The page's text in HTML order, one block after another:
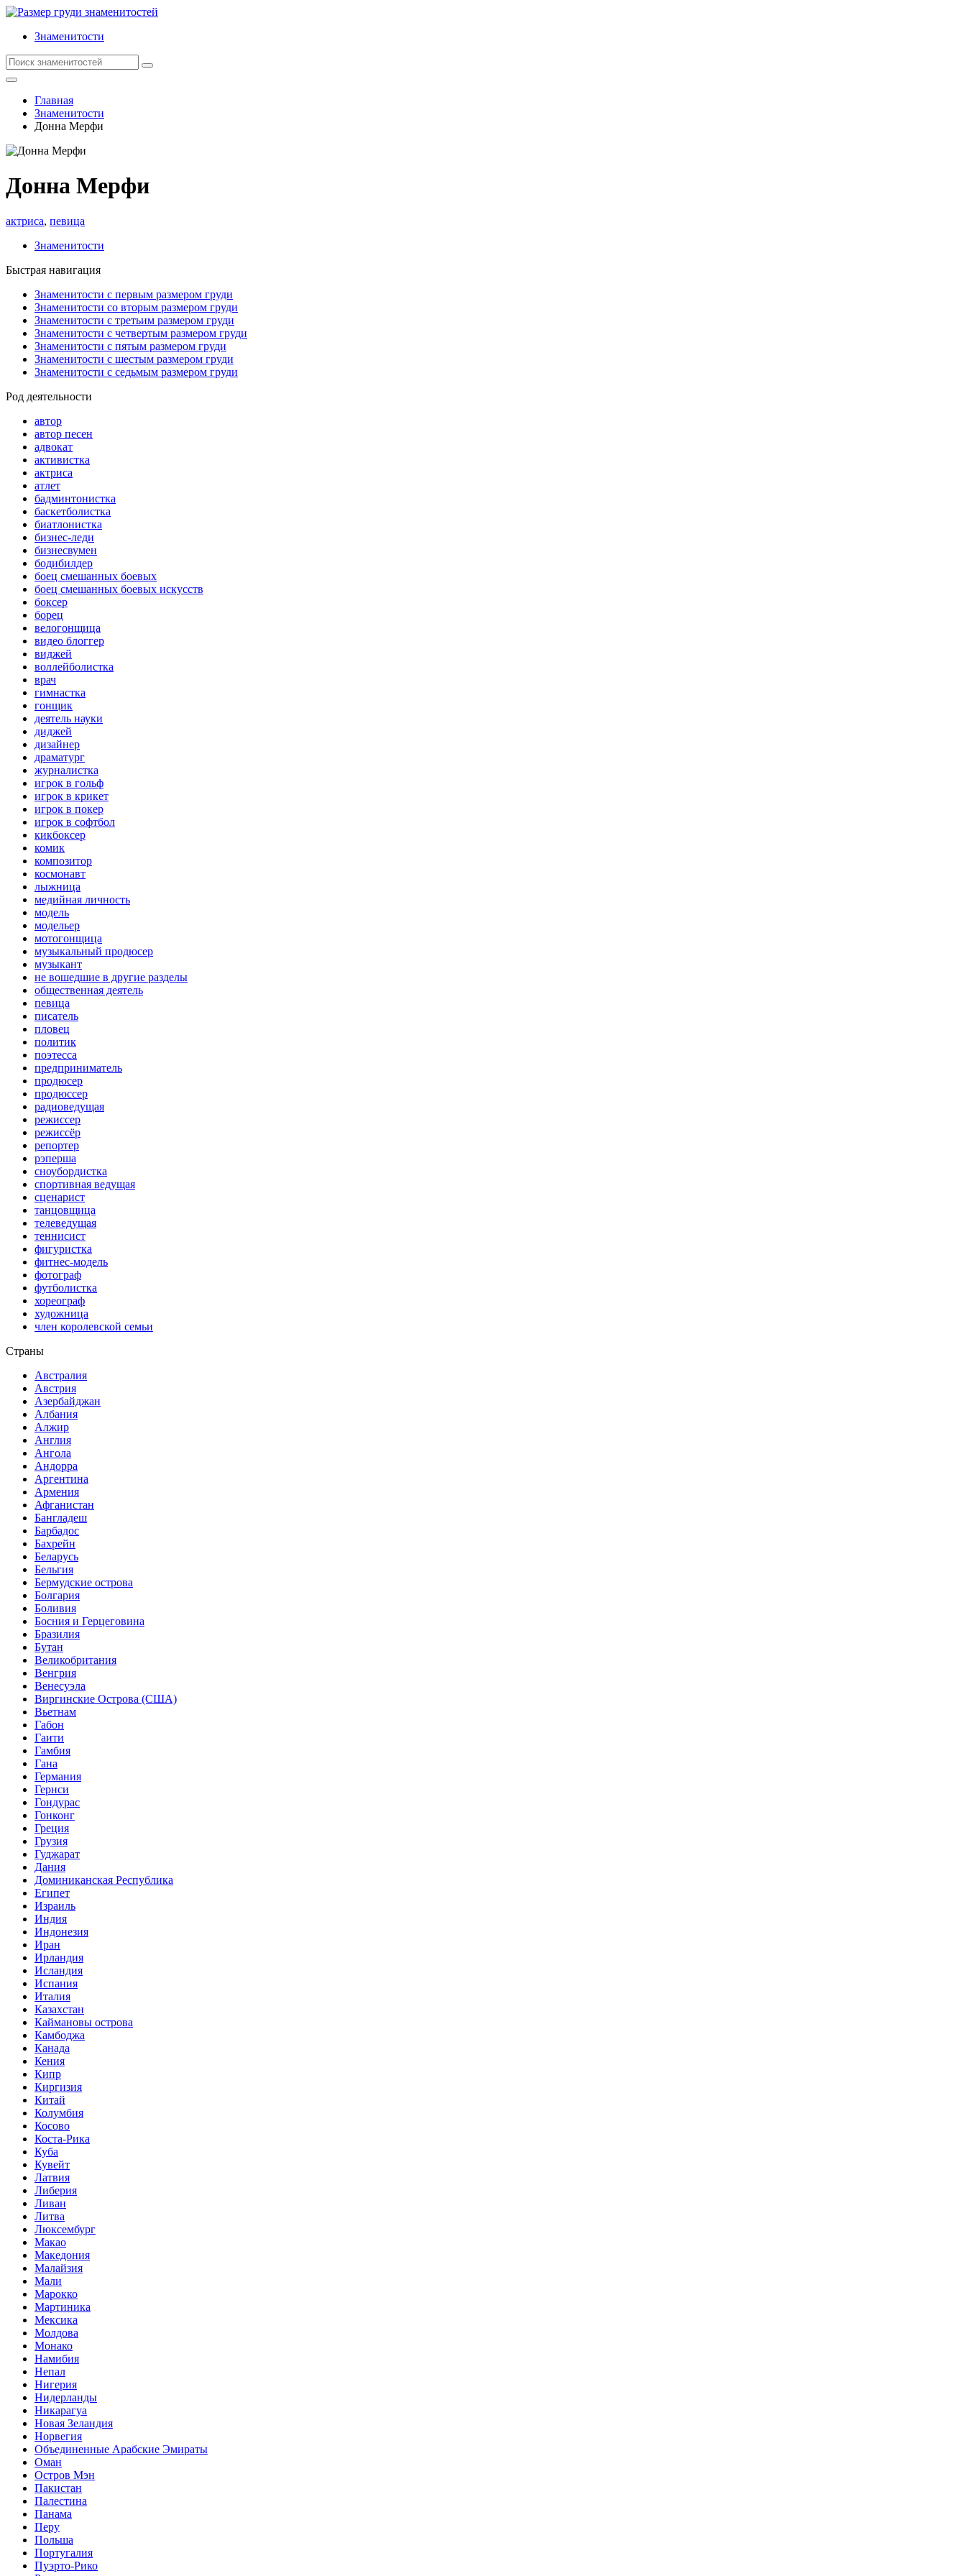
Знаменитости
Главная
Знаменитости
Донна Мерфи
Донна Мерфи
актриса, певица
Знаменитости
Быстрая навигация
Знаменитости с первым размером груди
Знаменитости со вторым размером груди
Знаменитости с третьим размером груди
Знаменитости с четвертым размером груди
Знаменитости с пятым размером груди
Знаменитости с шестым размером груди
Знаменитости с седьмым размером груди
Род деятельности
автор
автор песен
адвокат
активистка
актриса
атлет
бадминтонистка
баскетболистка
биатлонистка
бизнес-леди
бизнесвумен
бодибилдер
боец смешанных боевых
боец смешанных боевых искусств
боксер
борец
велогонщица
видео блоггер
виджей
воллейболистка
врач
гимнастка
гонщик
деятель науки
диджей
дизайнер
драматург
журналистка
игрок в гольф
игрок в крикет
игрок в покер
игрок в софтбол
кикбоксер
комик
композитор
космонавт
лыжница
медийная личность
модель
модельер
мотогонщица
музыкальный продюсер
музыкант
не вошедшие в другие разделы
общественная деятель
певица
писатель
пловец
политик
поэтесса
предприниматель
продюсер
продюссер
радиоведущая
режиссер
режиссёр
репортер
рэперша
сноубордистка
спортивная ведущая
сценарист
танцовщица
телеведущая
теннисист
фигуристка
фитнес-модель
фотограф
футболистка
хореограф
художница
член королевской семьи
Страны
Австралия
Австрия
Азербайджан
Албания
Алжир
Англия
Ангола
Андорра
Аргентина
Армения
Афганистан
Бангладеш
Барбадос
Бахрейн
Беларусь
Бельгия
Бермудские острова
Болгария
Боливия
Босния и Герцеговина
Бразилия
Бутан
Великобритания
Венгрия
Венесуэла
Виргинские Острова (США)
Вьетнам
Габон
Гаити
Гамбия
Гана
Германия
Гернси
Гондурас
Гонконг
Греция
Грузия
Гуджарат
Дания
Доминиканская Республика
Египет
Израиль
Индия
Индонезия
Иран
Ирландия
Исландия
Испания
Италия
Казахстан
Каймановы острова
Камбоджа
Канада
Кения
Кипр
Киргизия
Китай
Колумбия
Косово
Коста-Рика
Куба
Кувейт
Латвия
Либерия
Ливан
Литва
Люксембург
Макао
Македония
Малайзия
Мали
Марокко
Мартиника
Мексика
Молдова
Монако
Намибия
Непал
Нигерия
Нидерланды
Никарагуа
Новая Зеландия
Норвегия
Объединенные Арабские Эмираты
Оман
Остров Мэн
Пакистан
Палестина
Панама
Перу
Польша
Португалия
Пуэрто-Рико